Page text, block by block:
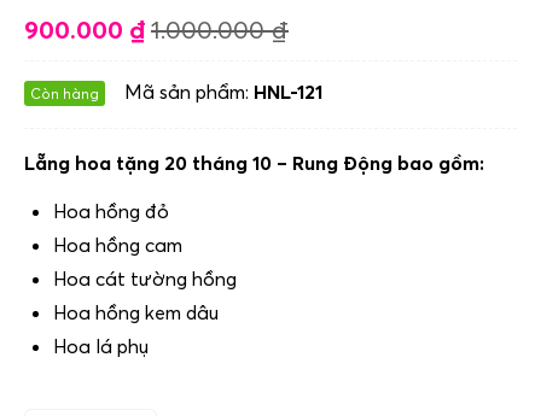
900.000 ₫ 1.000.000₫
Còn hàng Mã sản phẩm: HNL-121
Lẵng hoa tặng 20 tháng 10 – Rung Động bao gồm:
Hoa hồng đỏ
Hoa hồng cam
Hoa cát tường hồng
Hoa hồng kem dâu
Hoa lá phụ